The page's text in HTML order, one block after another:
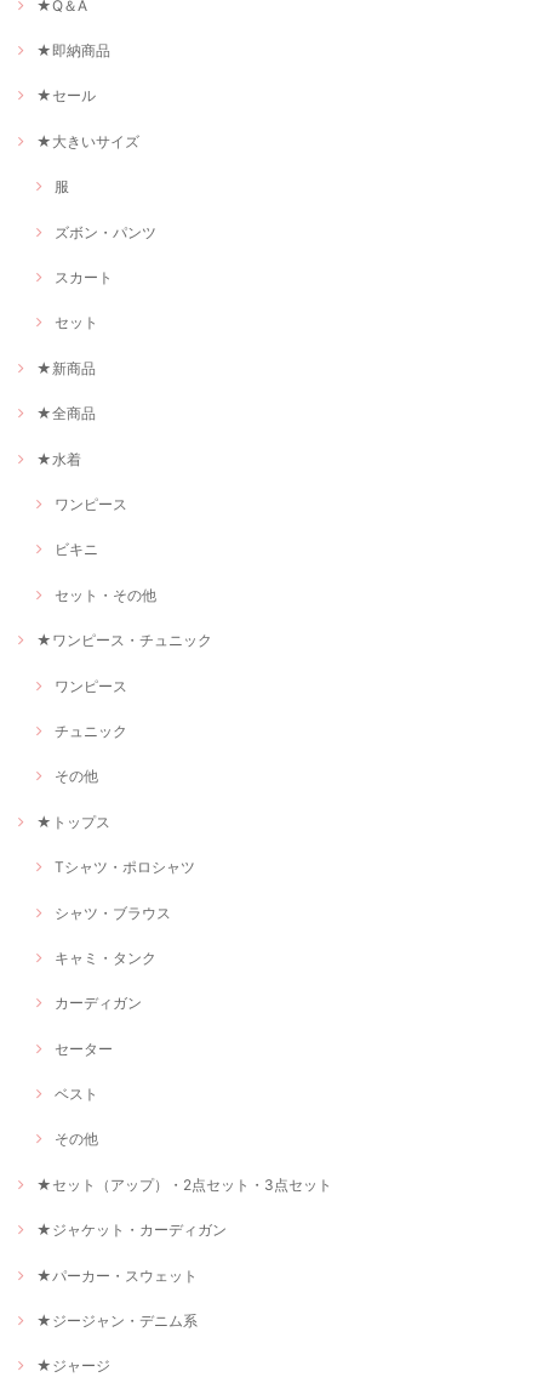
★Q＆A
★即納商品
★セール
★大きいサイズ
服
ズボン・パンツ
スカート
セット
★新商品
★全商品
★水着
ワンピース
ビキニ
セット・その他
★ワンピース・チュニック
ワンピース
チュニック
その他
★トップス
Tシャツ・ポロシャツ
シャツ・ブラウス
キャミ・タンク
カーディガン
セーター
ベスト
その他
★セット（アップ）・2点セット・3点セット
★ジャケット・カーディガン
★パーカー・スウェット
★ジージャン・デニム系
★ジャージ